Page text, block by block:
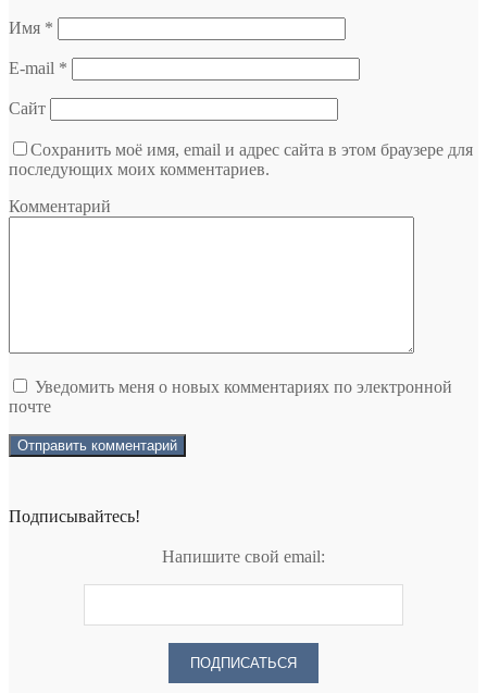
Имя *
E-mail *
Сайт
Сохранить моё имя, email и адрес сайта в этом браузере для
последующих моих комментариев.
Комментарий
Уведомить меня о новых комментариях по электронной
почте
Подписывайтесь!
Напишите свой email: